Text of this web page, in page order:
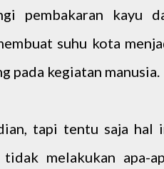
pembakaran kayu
suhu kota
pada kegiatan manusia.
tapi tentu saja hal
melakukan apa-